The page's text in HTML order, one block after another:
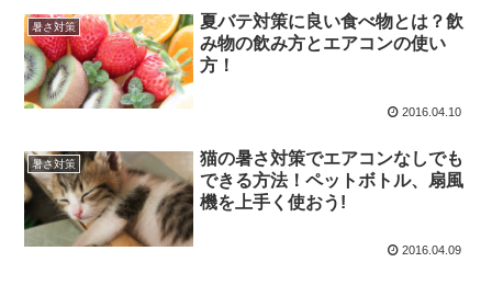
暑さ対策
夏バテ対策に良い食べ物とは？飲
み物の飲み方とエアコンの使い
方！
2016.04.10
暑さ対策
猫の暑さ対策でエアコンなしでも
できる方法！ペットボトル、扇風
機を上手く使おう!
2016.04.09